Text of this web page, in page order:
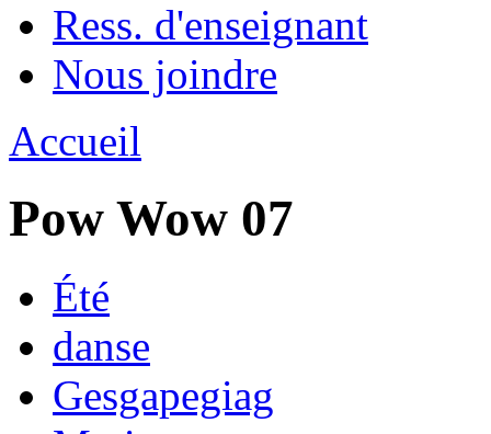
Ress. d'enseignant
Nous joindre
Accueil
Pow Wow 07
Été
danse
Gesgapegiag